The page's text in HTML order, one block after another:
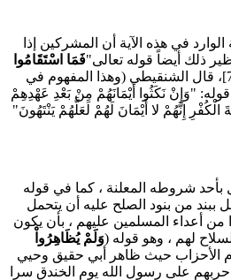
في هذه الآية أن المشركين إذا
ذلك أيضاً قوله تعالى" فَمَا اسْتَقَامُوا
7]، قال الشنقيطي (وهذا المفهوم في
"وَإِنْ نَكَثُوا أَيْمَانَهُمْ مِنْ بَعْدِ عَهْدِهِمْ
إِنَّهُمْ لا أَيْمَانَ لَهُمْ لَعَلَّهُمْ يَنْتَهُونَ"
شروطه المعلنة ، كما في قوله
من بنود الصلح عليه أن يتحمل
أعداء المسلمين عليهم ، بأن يكون
لهم ، وهو قوله (وَلَمْ يُظَاهِرُواْ
حيث ظاهر أبي حقيق وحيي
على رسول الله يوم الخندق سرا